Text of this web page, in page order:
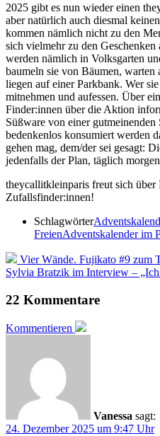
2025 gibt es nun wieder einen
aber natürlich auch diesmal
kommen nämlich nicht zu den
sich vielmehr zu den
werden nämlich in Volksgarten
baumeln sie von Bäumen, warten
liegen auf einer Parkbank. Wer
mitnehmen und aufessen. Über
Finder:innen über die Aktion
Süßware von einer
bedenkenlos konsumiert werden
gehen mag, dem/der sei gesagt:
jedenfalls der Plan, täglich
theycallitkleinparis freut sich
Zufallsfinder:innen!
Schlagwörter
FreienAdventskalender im
Vier Wände. Fujikato #9 zum
Sylvia Bratzik im Interview – „Ich
22 Kommentare
Kommentieren
Vanessa sagt:
24. Dezember 2025 um 9:47 Uhr